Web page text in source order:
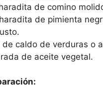
de comino
de pimienta
de caldo de verduras o
de aceite vegetal.